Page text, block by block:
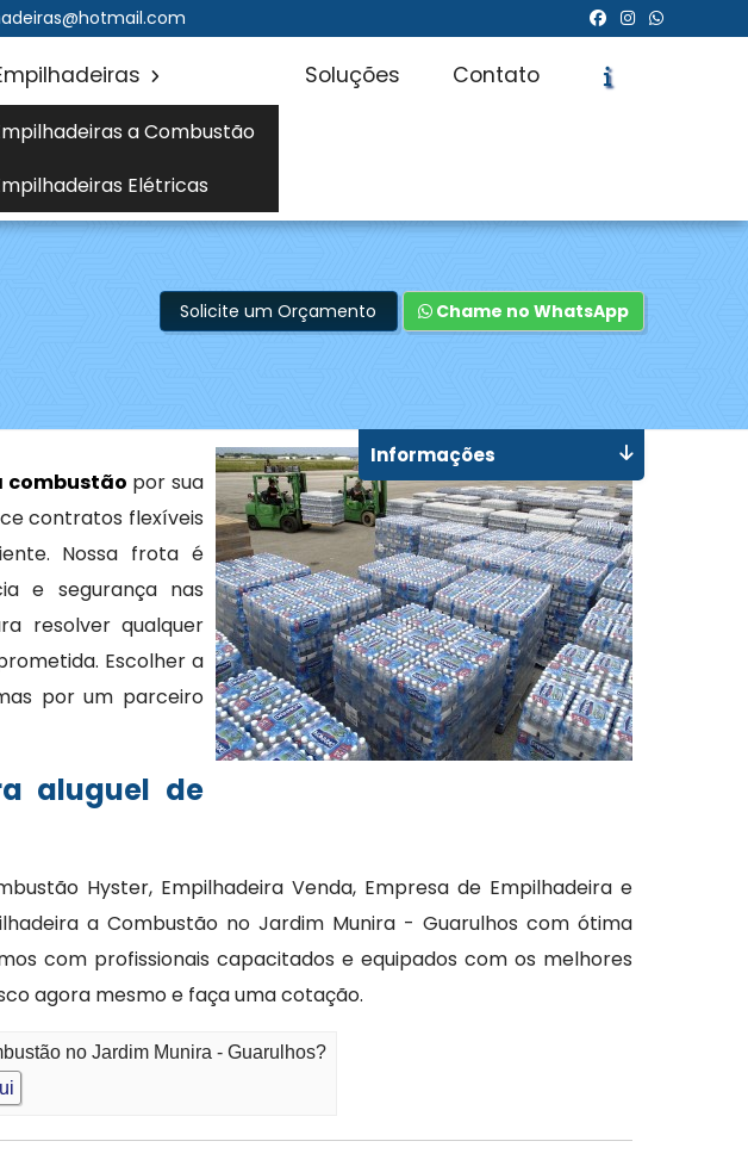
a Combustão
Elétricas
Soluções Contato
Solicite um Orçamento Chame no WhatsApp
combustão por sua
contratos flexíveis
Nossa frota é
e segurança nas
resolver qualquer
Escolher a
por um parceiro
aluguel de
Hyster, Empilhadeira Venda, Empresa de Empilhadeira e
a Combustão no Jardim Munira - Guarulhos com ótima
com profissionais capacitados e equipados com os melhores
agora mesmo e faça uma cotação.
no Jardim Munira - Guarulhos?
Informações